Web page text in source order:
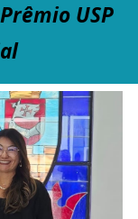
Prêmio USP